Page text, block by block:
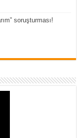
soruşturması!